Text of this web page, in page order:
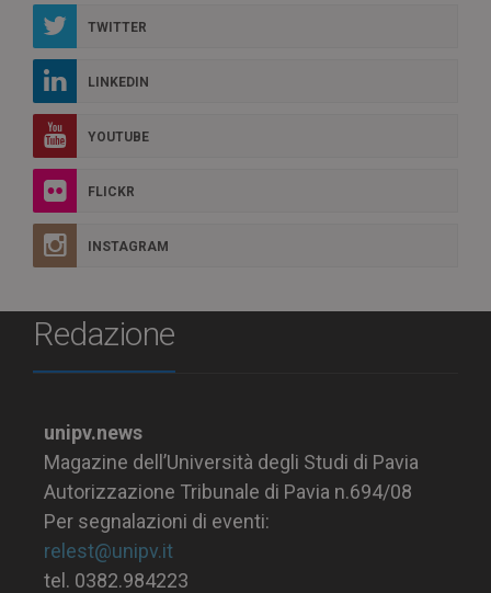
TWITTER
LINKEDIN
YOUTUBE
FLICKR
INSTAGRAM
Redazione
unipv.news
Magazine dell’Università degli Studi di Pavia
Autorizzazione Tribunale di Pavia n.694/08
Per segnalazioni di eventi:
relest@unipv.it
tel. 0382.984223